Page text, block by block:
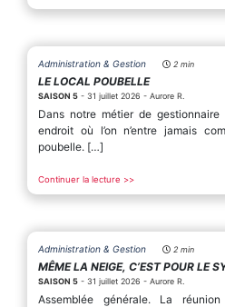
Administration & Gestion 2 min
LE LOCAL POUBELLE
SAISON 5 - 31 juillet 2026 - Aurore R.
Dans notre métier de
endroit où l’on n’entre jamais
poubelle. […]
Continuer la lecture >>
Administration & Gestion 2 min
MÊME LA NEIGE, C’EST POUR LE
SAISON 5 - 31 juillet 2026 - Aurore R.
Assemblée générale. La